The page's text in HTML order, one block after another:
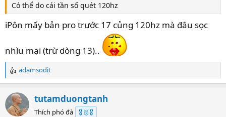
Có thể do cái tần số quét 120hz
iPôn mấy bản pro trước 17 củng 120hz mà đâu sọc
nhìu mại (trừ dòng 13)..
R
e
a
c
t
adamsodit
tutamduongtanh
Thích phó đà 🎖️🥇🎖️